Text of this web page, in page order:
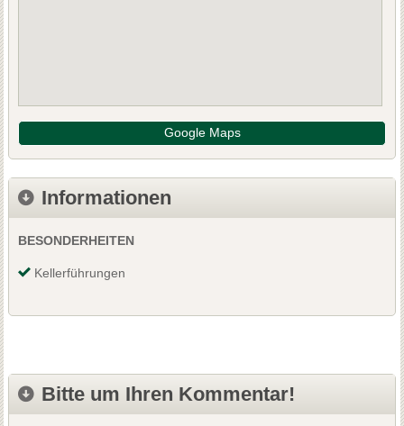
Google Maps
Informationen
BESONDERHEITEN
Kellerführungen
Bitte um Ihren Kommentar!